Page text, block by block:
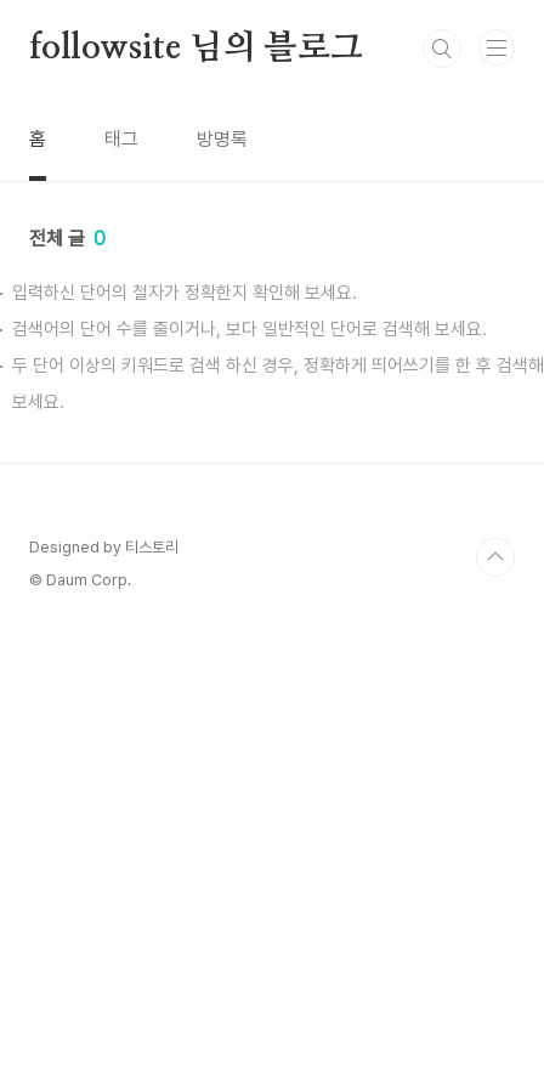
followsite 님의 블로그
홈 태그 방명록
전체 글 0
입력하신 단어의 철자가 정확한지 확인해 보세요.
검색어의 단어 수를 줄이거나, 보다 일반적인 단어로 검색해 보세요.
두 단어 이상의 키워드로 검색 하신 경우, 정확하게 띄어쓰기를 한 후 검색해
보세요.
Designed by 티스토리
© Daum Corp.